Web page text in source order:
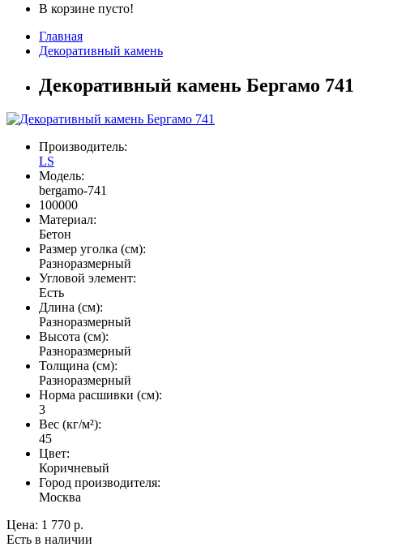
В корзине пусто!
Главная
Декоративный камень
Декоративный камень Бергамо 741
Производитель:
LS
Модель:
bergamo-741
100000
Материал:
Бетон
Размер уголка (см):
Разноразмерный
Угловой элемент:
Есть
Длина (см):
Разноразмерный
Высота (см):
Разноразмерный
Толщина (см):
Разноразмерный
Норма расшивки (см):
3
Вес (кг/м²):
45
Цвет:
Коричневый
Город производителя:
Москва
Цена: 1 770 р.
Есть в наличии